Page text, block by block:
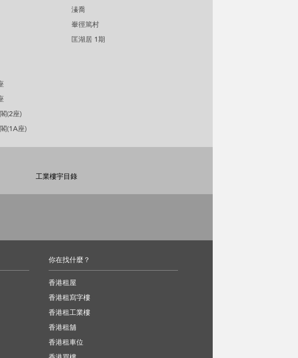
(2座)
(1A座)
溱喬
輋徑篤村
匡湖居 1期
工業樓宇目錄
你在找什麼？
香港租屋
香港租寫字樓
香港租工業樓
香港租舖
香港租車位